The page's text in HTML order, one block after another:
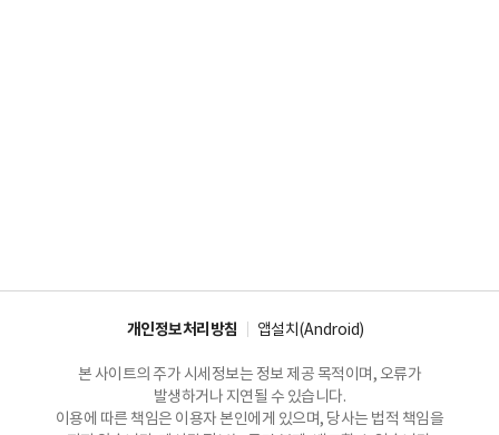
개인정보처리방침 앱설치(Android)
본 사이트의 주가 시세정보는 정보 제공 목적이며, 오류가
발생하거나 지연될 수 있습니다.
이용에 따른 책임은 이용자 본인에게 있으며, 당사는 법적 책임을